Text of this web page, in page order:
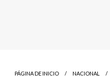
PÁGINA DE INICIO
NACIONAL